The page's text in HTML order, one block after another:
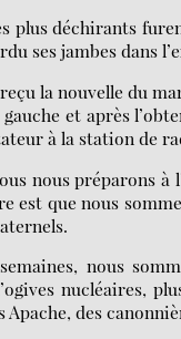
plus déchirants
ses jambes dans
la nouvelle du
et après
à la station de
nous préparons à
est que nous
nous
nucléaires,
Apache, des